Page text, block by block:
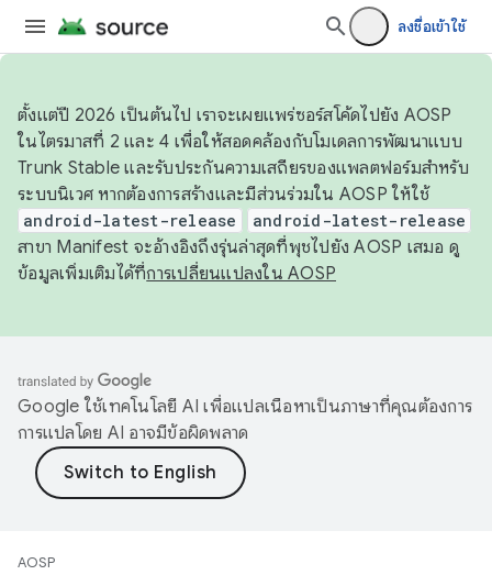
ลงชื่อเข้าใช้
ตั้งแต่ปี 2026 เป็นต้นไป เราจะเผยแพร่ซอร์สโค้ดไปยัง AOSP
ในไตรมาสที่ 2 และ 4 เพื่อให้สอดคล้องกับโมเดลการพัฒนาแบบ
Trunk Stable และรับประกันความเสถียรของแพลตฟอร์มสำหรับ
ระบบนิเวศ หากต้องการสร้างและมีส่วนร่วมใน AOSP ให้ใช้
android-latest-release android-latest-release
สาขา Manifest จะอ้างอิงถึงรุ่นล่าสุดที่พุชไปยัง AOSP เสมอ ดู
ข้อมูลเพิ่มเติมได้ที่การเปลี่ยนแปลงใน AOSP
Google ใช้เทคโนโลยี AI เพื่อแปลเนื้อหาเป็นภาษาที่คุณต้องการ
การแปลโดย AI อาจมีข้อผิดพลาด
AOSP